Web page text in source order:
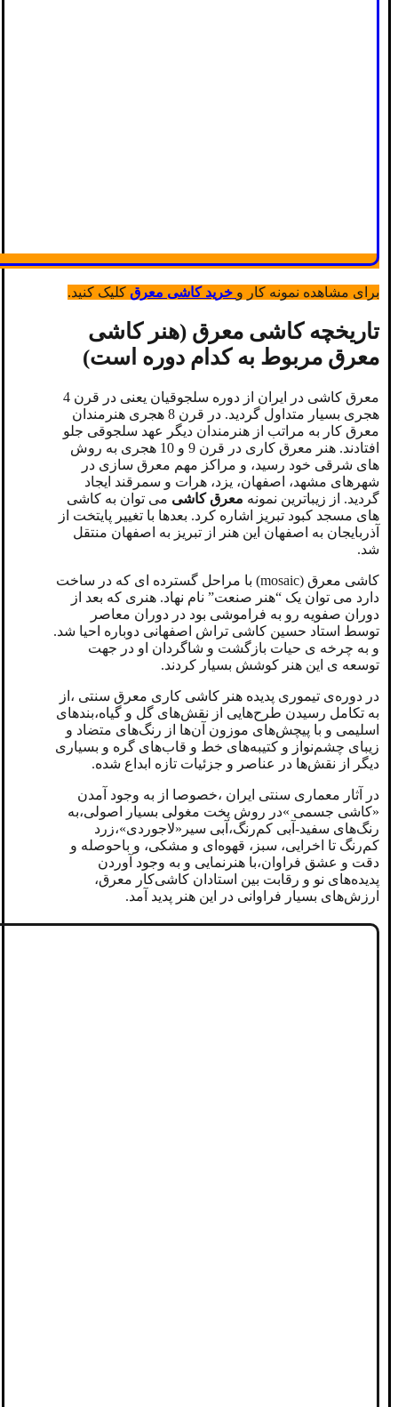
برای مشاهده نمونه کار و خرید کاشی معرق کلیک کنید.
تاریخچه کاشی معرق (هنر کاشی
معرق مربوط به کدام دوره است)
معرق کاشی در ایران از دوره سلجوقیان یعنی در قرن 4
هجری بسیار متداول گردید. در قرن 8 هجری هنرمندان
معرق کار به مراتب از هنرمندان دیگر عهد سلجوقی جلو
افتادند. هنر معرق‌ کاری در قرن 9 و 10 هجری به روش
های شرقی خود رسید، و مراکز مهم معرق سازی در
شهرهای مشهد، اصفهان، یزد، هرات و سمرقند ایجاد
گردید. از زیباترین نمونه معرق کاشی می توان به کاشی
های مسجد کبود تبریز اشاره کرد. بعدها با تغییر پایتخت از
آذربایجان به اصفهان این هنر از تبریز به اصفهان منتقل
شد.
کاشی معرق (mosaic) با مراحل گسترده ای که در ساخت
دارد می توان یک “هنر صنعت” نام نهاد. هنری که بعد از
دوران صفویه رو به فراموشی بود در دوران معاصر
توسط استاد حسین کاشی تراش اصفهانی دوباره احیا شد.
و به چرخه ی حیات بازگشت و شاگردان او در جهت
توسعه ی این هنر کوشش بسیار کردند.
در دوره‌ی تیموری پدیده هنر کاشی کاری معرق سنتی ،از
به تکامل رسیدن طرح‌هایی از نقش‌های گل و گیاه،بندهای
اسلیمی و با پیچش‌های موزون آن‌ها از رنگ‌های‌ متضاد و
زیبای چشم‌نواز و کتیبه‌های خط و قاب‌های گره و بسیاری
دیگر از نقش‌ها در عناصر و جزئیات تازه ابداع شده.
در آثار معماری سنتی ایران ،خصوصا از به وجود آمدن‌
«کاشی جسمی »در روش پخت مغولی‌ بسیار اصولی،به
رنگ‌های سفید-آبی‌ کم‌رنگ،آبی سیر«لاجوردی»،زرد
کم‌رنگ تا اخرایی، سبز، قهوه‌ای و مشکی، و باحوصله و
دقت و عشق فراوان،با هنرنمایی و به وجود آوردن
پدیده‌های نو و رقابت بین استادان کاشی‌کار معرق،
ارزش‌های بسیار فراوانی در این هنر پدید آمد.